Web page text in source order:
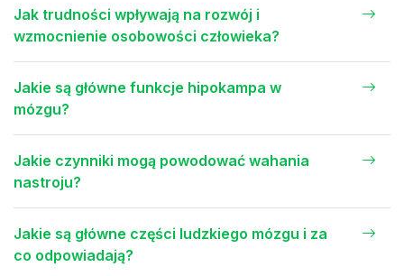
Jak trudności wpływają na rozwój i
wzmocnienie osobowości człowieka?
Jakie są główne funkcje hipokampa w
mózgu?
Jakie czynniki mogą powodować wahania
nastroju?
Jakie są główne części ludzkiego mózgu i za
co odpowiadają?